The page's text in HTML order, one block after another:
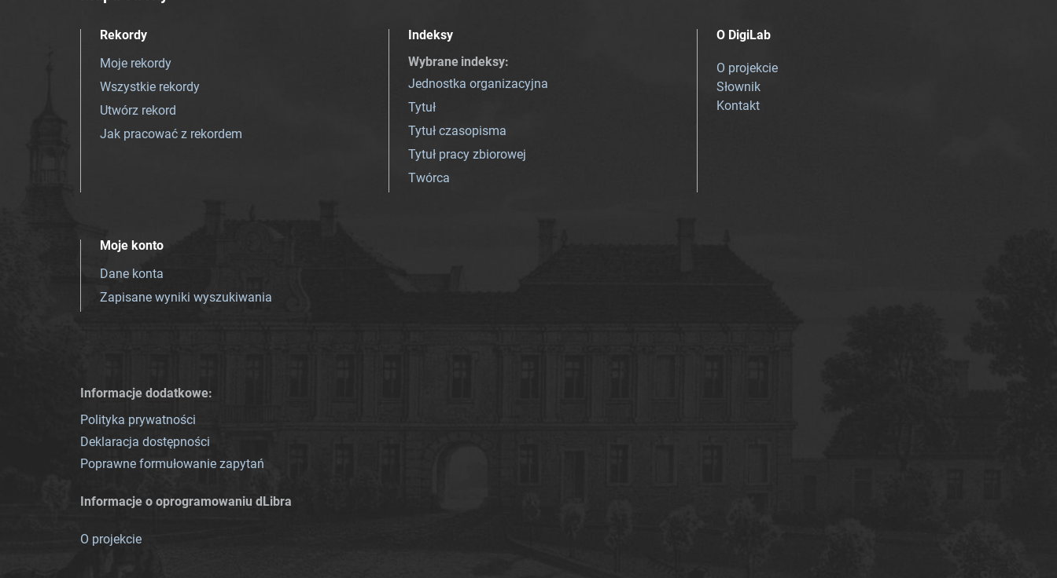
Rekordy
Moje rekordy
Wszystkie rekordy
Utwórz rekord
Jak pracować z rekordem
Indeksy
Wybrane indeksy:
Jednostka organizacyjna
Tytuł
Tytuł czasopisma
Tytuł pracy zbiorowej
Twórca
O DigiLab
O projekcie
Słownik
Kontakt
Moje konto
Dane konta
Zapisane wyniki wyszukiwania
Informacje dodatkowe:
Polityka prywatności
Deklaracja dostępności
Poprawne formułowanie zapytań
Informacje o oprogramowaniu dLibra
O projekcie